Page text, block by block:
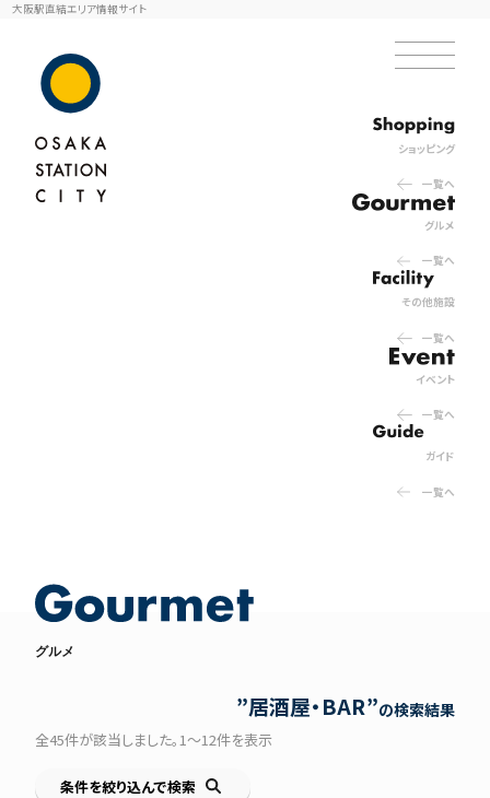
大阪駅直結エリア情報サイト
ショッピング
一覧へ
グルメ
一覧へ
その他施設
一覧へ
イベント
一覧へ
ガイド
一覧へ
グルメ
居酒屋・BAR の検索結果
全45件が該当しました。1〜12件を表示
条件を絞り込んで検索